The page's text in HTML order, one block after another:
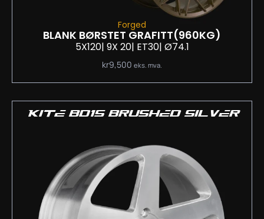
Forged
BLANK BØRSTET GRAFITT(960KG)
5X120| 9X 20| ET30| Ø74.1
kr9,500 eks. mva.
KITE BD15 BRUSHED SILVER